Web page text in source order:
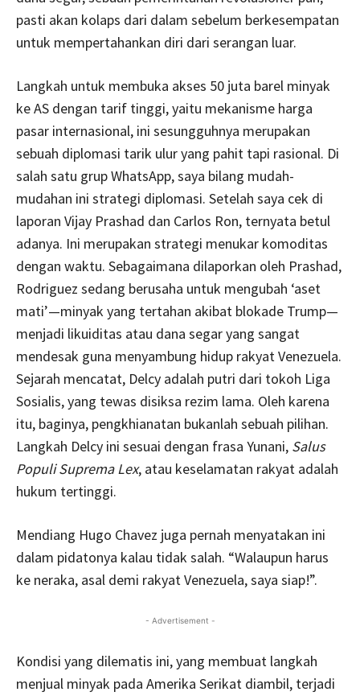
pasti akan kolaps dari dalam sebelum berkesempatan
untuk mempertahankan diri dari serangan luar.
Langkah untuk membuka akses 50 juta barel minyak
ke AS dengan tarif tinggi, yaitu mekanisme harga
pasar internasional, ini sesungguhnya merupakan
sebuah diplomasi tarik ulur yang pahit tapi rasional. Di
salah satu grup WhatsApp, saya bilang mudah-
mudahan ini strategi diplomasi. Setelah saya cek di
laporan Vijay Prashad dan Carlos Ron, ternyata betul
adanya. Ini merupakan strategi menukar komoditas
dengan waktu. Sebagaimana dilaporkan oleh Prashad,
Rodriguez sedang berusaha untuk mengubah ‘aset
mati’—minyak yang tertahan akibat blokade Trump—
menjadi likuiditas atau dana segar yang sangat
mendesak guna menyambung hidup rakyat Venezuela.
Sejarah mencatat, Delcy adalah putri dari tokoh Liga
Sosialis, yang tewas disiksa rezim lama. Oleh karena
itu, baginya, pengkhianatan bukanlah sebuah pilihan.
Langkah Delcy ini sesuai dengan frasa Yunani, Salus
Populi Suprema Lex, atau keselamatan rakyat adalah
hukum tertinggi.
Mendiang Hugo Chavez juga pernah menyatakan ini
dalam pidatonya kalau tidak salah. “Walaupun harus
ke neraka, asal demi rakyat Venezuela, saya siap!”.
- Advertisement -
Kondisi yang dilematis ini, yang membuat langkah
menjual minyak pada Amerika Serikat diambil, terjadi